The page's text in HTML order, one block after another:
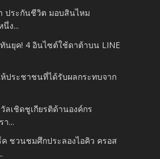
ประกันชีวิต มอบสินไหม
ง...
นยุค! 4 อินไซต์ใช้ดาต้าบน LINE
ประชาชนที่ได้รับผลกระทบจาก
ลเชิดชูเกียรติด้านองค์กร
า...
ชวนชมศึกประลองไอคิว ครอส